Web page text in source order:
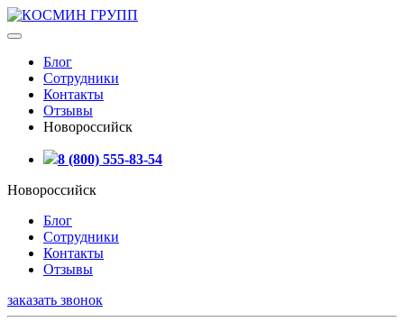
Блог
Сотрудники
Контакты
Отзывы
Новороссийск
8 (800) 555-83-54
Новороссийск
Блог
Сотрудники
Контакты
Отзывы
заказать звонок